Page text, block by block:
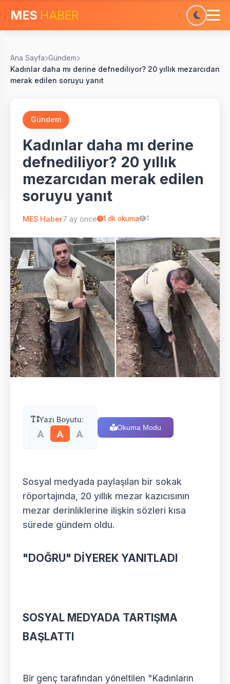
MES HABER
Ana Sayfa Gündem
Kadınlar daha mı derine defnediliyor? 20 yıllık mezarcıdan
merak edilen soruyu yanıt
Gündem
Kadınlar daha mı derine
defnediliyor? 20 yıllık
mezarcıdan merak edilen
soruyu yanıt
MES Haber7 ay önce 1 dk okuma 1
Yazı Boyutu:
Okuma Modu
Sosyal medyada paylaşılan bir sokak
röportajında, 20 yıllık mezar kazıcısının
mezar derinliklerine ilişkin sözleri kısa
sürede gündem oldu.
"DOĞRU" DİYEREK YANITLADI
SOSYAL MEDYADA TARTIŞMA
BAŞLATTI
Bir genç tarafından yöneltilen "Kadınların